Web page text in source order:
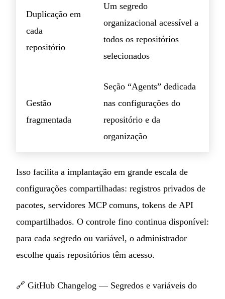
Duplicação em
cada
repositório
Um segredo
organizacional acessível a
todos os repositórios
selecionados
Gestão
fragmentada
Seção “Agents” dedicada
nas configurações do
repositório e da
organização
Isso facilita a implantação em grande escala de
configurações compartilhadas: registros privados de
pacotes, servidores MCP comuns, tokens de API
compartilhados. O controle fino continua disponível:
para cada segredo ou variável, o administrador
escolhe quais repositórios têm acesso.
🔗 GitHub Changelog — Segredos e variáveis do